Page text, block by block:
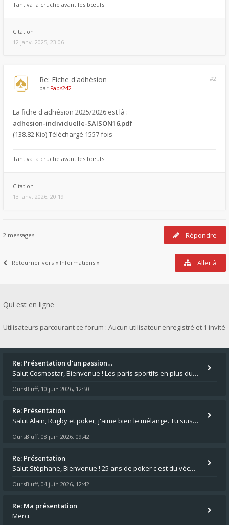
Tant va la cruche avant les bœufs
Citation
12 janv. 2025, 23:06
Re: Fiche d'adhésion
#2
par Fabs242
La fiche d'adhésion 2025/2026 est là :
adhesion-individuelle-SAISON16.pdf
(138.82 Kio) Téléchargé 1557 fois
Tant va la cruche avant les bœufs
Citation
13 janv. 2026, 20:19
2 messages Répondre
Retourner vers « Informations » Aller à
Qui est en ligne
Utilisateurs parcourant ce forum : Aucun utilisateur enregistré et 1 invité
Re: Présentation d'un passion…
Salut Cosmostar, Bienvenue ! Les paris sportifs en plus du poker, c'est ce que je fais aussi. Surtout la NBA, je mise su
OursBluff, 10 juin 2026, 12:50
Re: Présentation
Salut Alain, Rugby et poker, j'aime bien le mélange. Tu suis le rugby du coin ? Moi j'essaie d'aller voir des matchs de
OursBluff, 08 juin 2026, 09:42
Re: Présentation
Salut Stéphane, Bienvenue ! 25 ans de poker c'est du vécu quand même. Moi je suis relativementnouveau (2018) mais j'ai a
OursBluff, 04 juin 2026, 12:42
Re: Ma présentation
Merci.